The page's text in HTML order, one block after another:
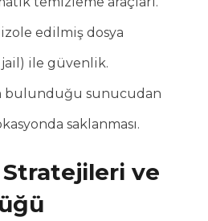
edilmiş dosya
ile güvenlik.
bulunduğu sunucudan
saklanması.
ve